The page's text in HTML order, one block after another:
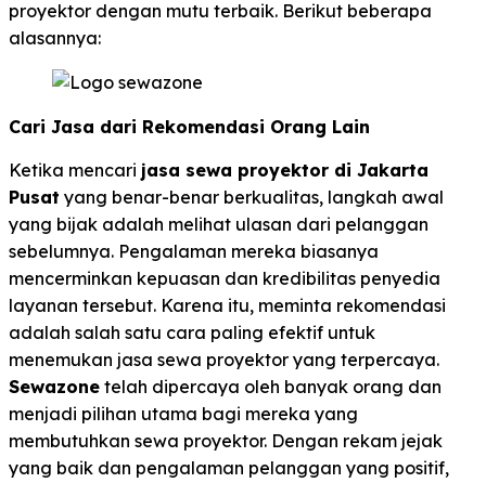
proyektor dengan mutu terbaik. Berikut beberapa
alasannya:
Cari Jasa dari Rekomendasi Orang Lain
Ketika mencari jasa sewa proyektor di Jakarta
Pusat yang benar-benar berkualitas, langkah awal
yang bijak adalah melihat ulasan dari pelanggan
sebelumnya. Pengalaman mereka biasanya
mencerminkan kepuasan dan kredibilitas penyedia
layanan tersebut. Karena itu, meminta rekomendasi
adalah salah satu cara paling efektif untuk
menemukan jasa sewa proyektor yang terpercaya.
Sewazone telah dipercaya oleh banyak orang dan
menjadi pilihan utama bagi mereka yang
membutuhkan sewa proyektor. Dengan rekam jejak
yang baik dan pengalaman pelanggan yang positif,